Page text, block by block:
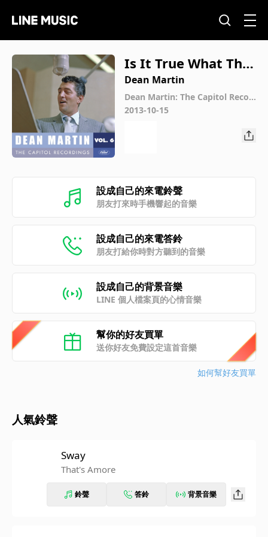
Is It True What The
y Say About Dixie?
Dean Martin
Dean Martin: The Capitol Recor
dings, Vol. 6 (1955-1956)
2013-10-15
設成自己的來電鈴聲
朋友打來時手機響起的音樂
設成自己的來電答鈴
朋友打給你時對方聽到的音樂
設成自己的背景音樂
LINE 個人檔案頁的心情音樂
幫你的好友買單
送你好友免費設定這首音樂
如何幫好友買單
人氣鈴聲
Sway
That's Amore
鈴聲 答鈴 背景音樂